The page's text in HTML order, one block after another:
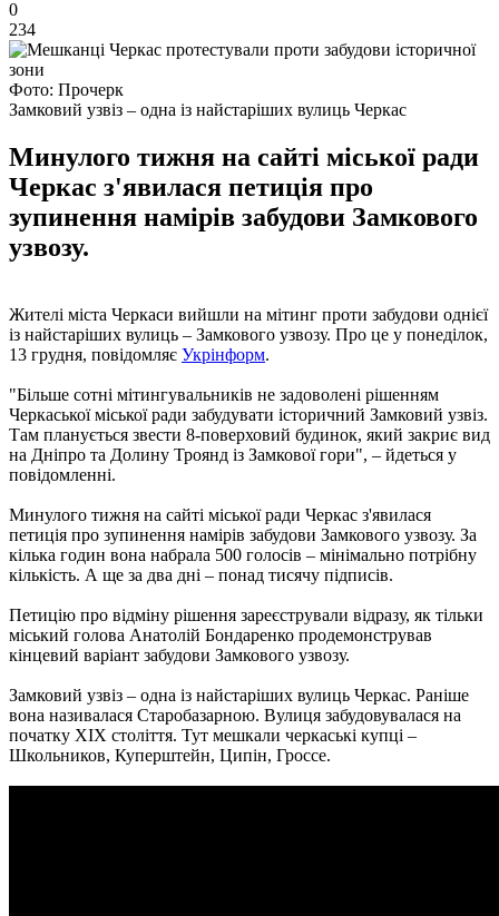
0
234
Фото: Прочерк
Замковий узвіз – одна із найстаріших вулиць Черкас
Минулого тижня на сайті міської ради
Черкас з'явилася петиція про
зупинення намірів забудови Замкового
узвозу.
Жителі міста Черкаси вийшли на мітинг проти забудови однієї
із найстаріших вулиць – Замкового узвозу. Про це у понеділок,
13 грудня, повідомляє Укрінформ.
"Більше сотні мітингувальників не задоволені рішенням
Черкаської міської ради забудувати історичний Замковий узвіз.
Там планується звести 8-поверховий будинок, який закриє вид
на Дніпро та Долину Троянд із Замкової гори", – йдеться у
повідомленні.
Минулого тижня на сайті міської ради Черкас з'явилася
петиція про зупинення намірів забудови Замкового узвозу. За
кілька годин вона набрала 500 голосів – мінімально потрібну
кількість. А ще за два дні – понад тисячу підписів.
Петицію про відміну рішення зареєстрували відразу, як тільки
міський голова Анатолій Бондаренко продемонстрував
кінцевий варіант забудови Замкового узвозу.
Замковий узвіз – одна із найстаріших вулиць Черкас. Раніше
вона називалася Старобазарною. Вулиця забудовувалася на
початку XIX століття. Тут мешкали черкаські купці –
Школьников, Куперштейн, Ципін, Гроссе.